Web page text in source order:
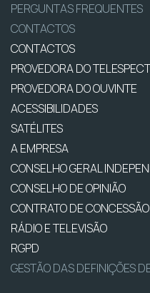
PERGUNTAS FREQUENTES
CONTACTOS
CONTACTOS
PROVEDORA DO
PROVEDORA DO OUVINTE
ACESSIBILIDADES
SATÉLITES
A EMPRESA
CONSELHO GERAL
CONSELHO DE OPINIÃO
CONTRATO DE
RÁDIO E TELEVISÃO
RGPD
GESTÃO DAS DEFINIÇÕES